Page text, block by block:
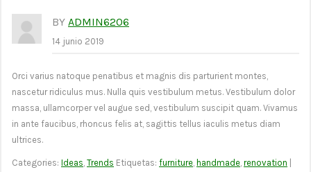
BY ADMIN6206
14 junio 2019
Orci varius natoque penatibus et magnis dis parturient montes,
nascetur ridiculus mus. Nulla quis vestibulum metus. Vestibulum dolor
massa, ullamcorper vel augue sed, vestibulum suscipit quam. Vivamus
in ante faucibus, rhoncus felis at, sagittis tellus iaculis metus diam
ultrices.
Categories: Ideas Trends Etiquetas: furniture handmade renovation |